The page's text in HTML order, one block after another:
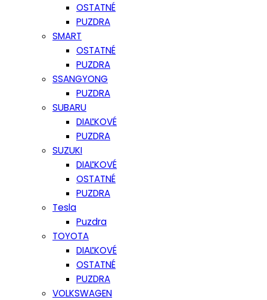
OSTATNÉ
PUZDRA
SMART
OSTATNÉ
PUZDRA
SSANGYONG
PUZDRA
SUBARU
DIAĽKOVÉ
PUZDRA
SUZUKI
DIAĽKOVÉ
OSTATNÉ
PUZDRA
Tesla
Puzdra
TOYOTA
DIAĽKOVÉ
OSTATNÉ
PUZDRA
VOLKSWAGEN